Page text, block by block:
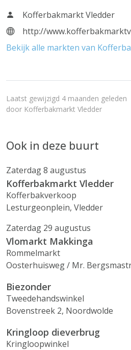
Kofferbakmarkt Vledder
http://
Bekijk alle markten van
Laatst gewijzigd 4 maanden geleden
door Kofferbakmarkt Vledder
Ook in deze buurt
Zaterdag 8 augustus
Kofferbakmarkt Vledder
Kofferbakverkoop
Lesturgeonplein, Vledder
Zaterdag 29 augustus
Vlomarkt Makkinga
Rommelmarkt
Oosterhuisweg / Mr.
Biezonder
Tweedehandswinkel
Bovenstreek 2, Noordwolde
Kringloop dieverbrug
Kringloopwinkel